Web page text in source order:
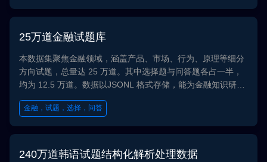
大模型 K12 大学
25万道金融试题库
本数据集聚焦金融领域，涵盖产品、市场、行为、原理等细分
方向试题，总量达 25 万道。其中选择题与问答题各占一半，
均为 12.5 万道。数据以JSONL 格式存储，能为金融知识研
究、学习等提供丰富素材。
金融，试题，选择，问答
240万道韩语试题结构化解析处理数据